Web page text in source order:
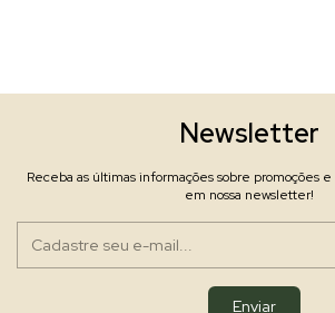
Newsletter
Receba as últimas informações sobre promoções
em nossa newsletter!